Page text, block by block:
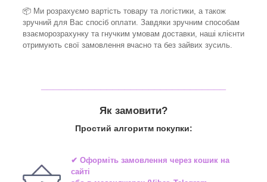
📦 Ми розрахуємо вартість товару та логістики, а також
зручний для Вас спосіб оплати. Завдяки зручним способам
взаєморозрахунку та гнучким умовам доставки, наші клієнти
отримують свої замовлення вчасно та без зайвих зусиль.
Як замовити?
Простий алгоритм покупки:
✔ Оформіть замовлення через кошик на
сайті